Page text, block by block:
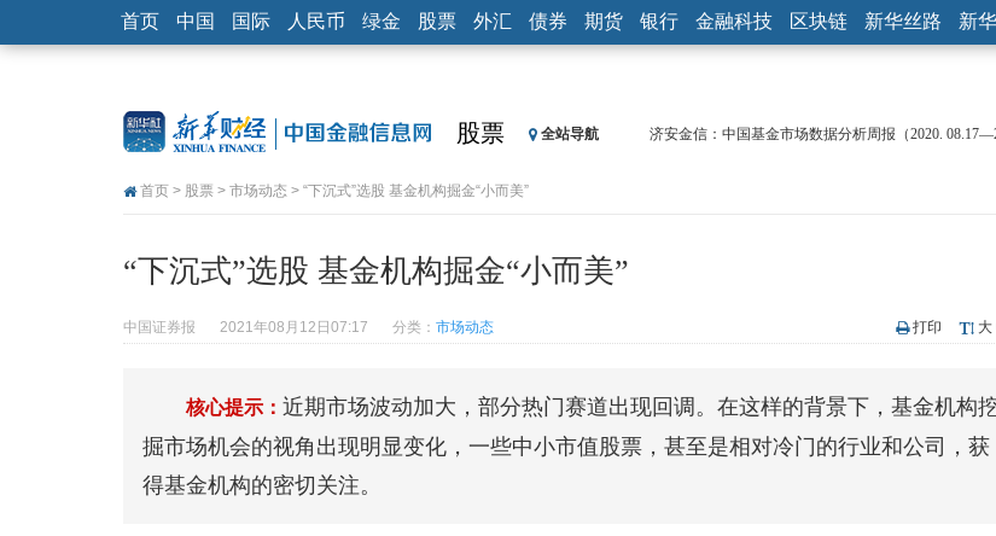
首页 中国 国际 人民币 绿金 股票 外汇 债券 期货 银行 金融科技 区块链 新华丝路 新
股票 全站导航
济安金信：中国基金市场数据分析周报（2020.
【新华财经调查】同业存单、结构性存款玩起“跷跷板
央行公开市场净投放300亿元 短端资金利率明显下行
恒生聚源：北斗收官之星发射成功，全产业链解析
首页 > 股票 > 市场动态 > “下沉式”选股 基金机构掘金“小而美”
“下沉式”选股 基金机构掘金“小而美”
中国证券报 2021年08月12日07:17 分类： 市场动态 打印 大
核心提示： 近期市场波动加大，部分热门赛道出现回调。在这样的背景下，基金机构
掘市场机会的视角出现明显变化，一些中小市值股票，甚至是相对冷门的行业和公司，获
得基金机构的密切关注。